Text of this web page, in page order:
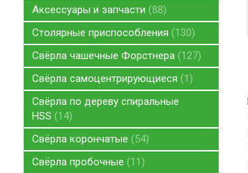
Аксессуары и запчасти 88
Столярные приспособления 130
Свёрла чашечные Форстнера 127
Свёрла самоцентрирующиеся 1
Свёрла по дереву спиральные
HSS 14
Свёрла корончатые 54
Свёрла пробочные 11